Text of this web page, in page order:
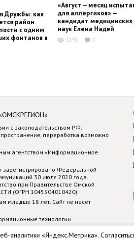
аналитики «Яндекс.Метрика».
Дружбы: как
район
с одним
фонтанов в
«Август — месяц
для аллергиков» —
кандидат медицинских
наук Елена Надей
1192 0
«ОМСКРЕГИОН»
с законодательством РФ.
переработка возможно
агентством «Информационное
зарегистрировано Федеральной
30 июля 2020 года.
при Правительстве Омской
(ОГРН 1045504010420)
младше 18 лет. Сайт не несет
технологии
относящихся к предпочтениям